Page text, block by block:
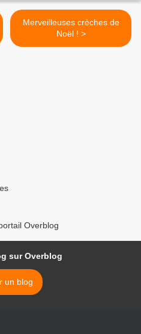
Merveilleuses crèches de
Noël ! >
Overblog
sur Overblog
un blog